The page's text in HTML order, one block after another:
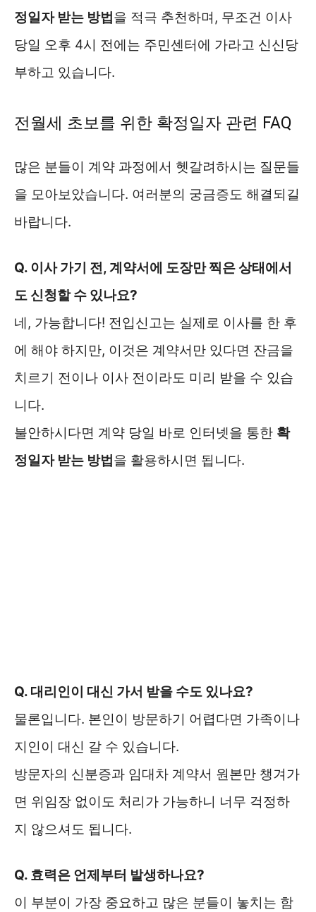
정일자 받는 방법 을 적극 추천하며, 무조건 이사
당일 오후 4시 전에는 주민센터에 가라고 신신당
부하고 있습니다.
전월세 초보를 위한 확정일자 관련 FAQ
많은 분들이 계약 과정에서 헷갈려하시는 질문들
을 모아보았습니다. 여러분의 궁금증도 해결되길
바랍니다.
Q. 이사 가기 전, 계약서에 도장만 찍은 상태에서
도 신청할 수 있나요?
네, 가능합니다! 전입신고는 실제로 이사를 한 후
에 해야 하지만, 이것은 계약서만 있다면 잔금을
치르기 전이나 이사 전이라도 미리 받을 수 있습
니다.
불안하시다면 계약 당일 바로 인터넷을 통한 확
정일자 받는 방법 을 활용하시면 됩니다.
Q. 대리인이 대신 가서 받을 수도 있나요?
물론입니다. 본인이 방문하기 어렵다면 가족이나
지인이 대신 갈 수 있습니다.
방문자의 신분증과 임대차 계약서 원본만 챙겨가
면 위임장 없이도 처리가 가능하니 너무 걱정하
지 않으셔도 됩니다.
Q. 효력은 언제부터 발생하나요?
이 부분이 가장 중요하고 많은 분들이 놓치는 함